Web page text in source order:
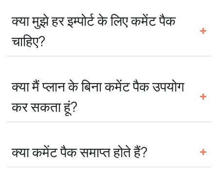
क्या मुझे हर इम्पोर्ट के लिए कमेंट पैक
चाहिए?
क्या मैं प्लान के बिना कमेंट पैक उपयोग
कर सकता हूं?
क्या कमेंट पैक समाप्त होते हैं?